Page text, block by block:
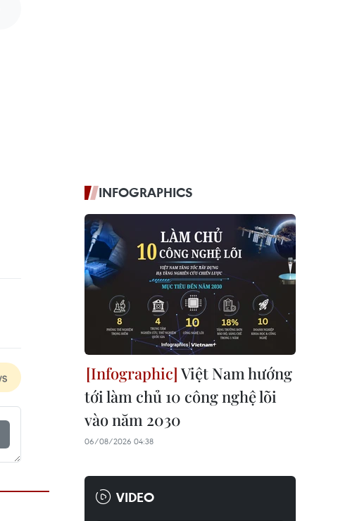
INFOGRAPHICS
Việt Nam hướng
tới làm chủ 10 công nghệ lõi
vào năm 2030
06/08/2026 04:38
VIDEO